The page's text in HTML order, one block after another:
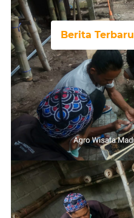
Berita Terbaru